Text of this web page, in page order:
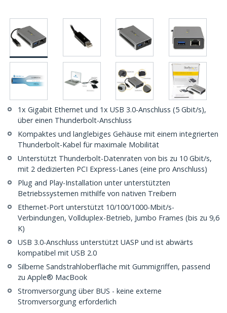
1x Gigabit Ethernet und 1x USB 3.0-Anschluss (5 Gbit/s),
über einen Thunderbolt-Anschluss
Kompaktes und langlebiges Gehäuse mit einem integrierten
Thunderbolt-Kabel für maximale Mobilität
Unterstützt Thunderbolt-Datenraten von bis zu 10 Gbit/s,
mit 2 dedizierten PCI Express-Lanes (eine pro Anschluss)
Plug and Play-Installation unter unterstützten
Betriebssystemen mithilfe von nativen Treibern
Ethernet-Port unterstützt 10/100/1000-Mbit/s-
Verbindungen, Vollduplex-Betrieb, Jumbo Frames (bis zu 9,6
K)
USB 3.0-Anschluss unterstützt UASP und ist abwärts
kompatibel mit USB 2.0
Silberne Sandstrahloberfläche mit Gummigriffen, passend
zu Apple® MacBook
Stromversorgung über BUS - keine externe
Stromversorgung erforderlich